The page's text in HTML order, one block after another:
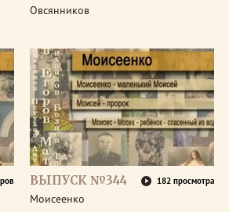
Овсянников
ВЫПУСК №344 182 просмотра
Моисеенко